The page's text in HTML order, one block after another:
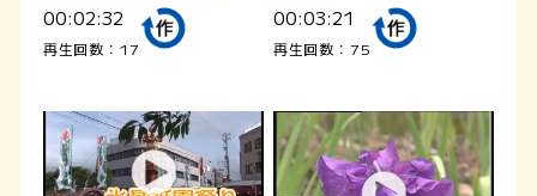
00:02:32
再生回数：17
00:03:21
再生回数：75